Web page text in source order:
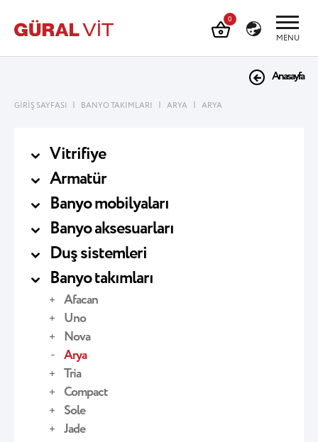
MENU
0
GİRİŞ SAYFASI | BANYO TAKIMLARI | ARYA | ARYA
Anasayfa
Vitrifiye
Armatür
Banyo mobilyaları
Banyo aksesuarları
Duş sistemleri
Banyo takımları
Afacan
Uno
Nova
Arya
Tria
Compact
Sole
Jade